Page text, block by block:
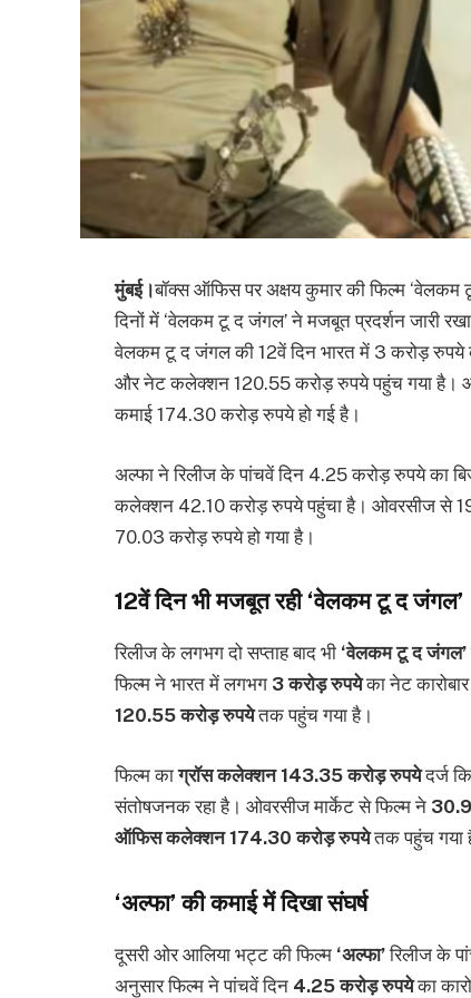
मुंबई।बॉक्स ऑफिस पर अक्षय कुमार की फिल्म ‘वेलकम
दिनों में ‘वेलकम टू द जंगल’ ने मजबूत प्रदर्शन जारी
वेलकम टू द जंगल की 12वें दिन भारत में 3 करोड़
और नेट कलेक्शन 120.55 करोड़ रुपये पहुंच गया है।
कमाई 174.30 करोड़ रुपये हो गई है।
अल्फा ने रिलीज के पांचवें दिन 4.25 करोड़ रुपये का
कलेक्शन 42.10 करोड़ रुपये पहुंचा है। ओवरसीज से
70.03 करोड़ रुपये हो गया है।
12वें दिन भी मजबूत रही ‘वेलकम टू द जंगल’
रिलीज के लगभग दो सप्ताह बाद भी ‘वेलकम टू द जंगल’
फिल्म ने भारत में लगभग 3 करोड़ रुपयेका नेट
120.55 करोड़ रुपयेतक पहुंच गया है।
फिल्म काग्रॉस कलेक्शन 143.35 करोड़ रुपयेदर्ज
संतोषजनक रहा है। ओवरसीज मार्केट से फिल्म ने
ऑफिस कलेक्शन 174.30 करोड़ रुपयेतक पहुंच गया
‘अल्फा’ की कमाई में दिखा संघर्ष
दूसरी ओर आलिया भट्ट की फिल्म ‘अल्फा’रिलीज के
अनुसार फिल्म ने पांचवें दिन 4.25 करोड़ रुपयेका